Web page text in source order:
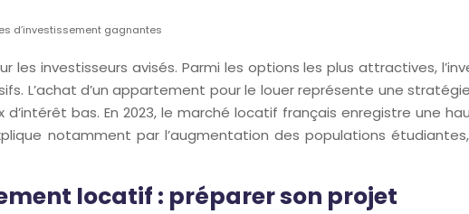
d’investissement gagnantes
les investisseurs avisés. Parmi les options les plus attractives,
L’achat d’un appartement pour le louer représente une
bas. En 2023, le marché locatif français enregistre une
notamment par l’augmentation des populations
locatif : préparer son projet